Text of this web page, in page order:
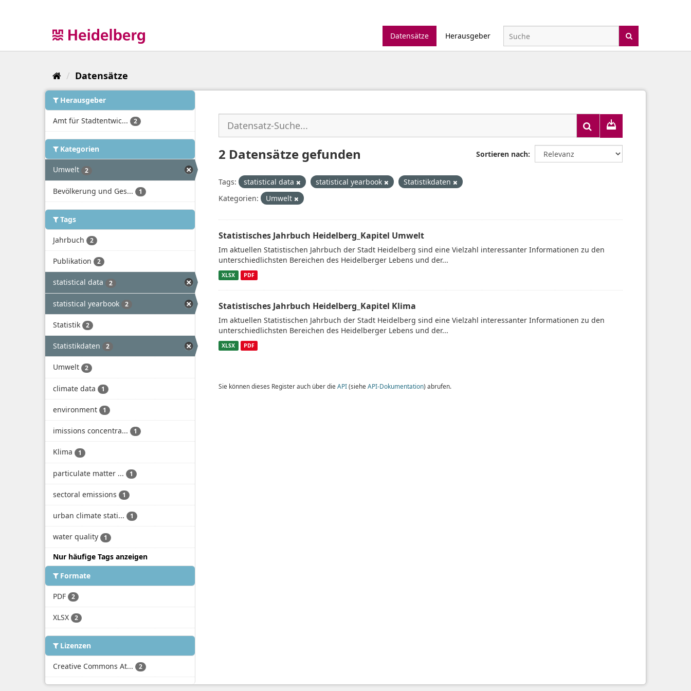
Datensätze
Herausgeber
Datensätze
Herausgeber
Amt für Stadtentwic... 2
Kategorien
Umwelt 2
Bevölkerung und Ges... 1
Tags
Jahrbuch 2
Publikation 2
statistical data 2
statistical yearbook 2
Statistik 2
Statistikdaten 2
Umwelt 2
climate data 1
environment 1
imissions concentra... 1
Klima 1
particulate matter ... 1
sectoral emissions 1
urban climate stati... 1
water quality 1
Nur häufige Tags anzeigen
Formate
PDF 2
XLSX 2
Lizenzen
Creative Commons At... 2
Sortieren nach
2 Datensätze gefunden
Tags: statistical data statistical yearbook
Statistikdaten
Kategorien:
Umwelt
Statistisches Jahrbuch Heidelberg_Kapitel Umwelt
Im aktuellen Statistischen Jahrbuch der Stadt Heidelberg sind eine Vielzahl interessanter Informationen zu den
unterschiedlichsten Bereichen des Heidelberger Lebens und der...
XLSX PDF
Statistisches Jahrbuch Heidelberg_Kapitel Klima
Im aktuellen Statistischen Jahrbuch der Stadt Heidelberg sind eine Vielzahl interessanter Informationen zu den
unterschiedlichsten Bereichen des Heidelberger Lebens und der...
XLSX PDF
Sie können dieses Register auch über die API(siehe API-Dokumentation) abrufen.